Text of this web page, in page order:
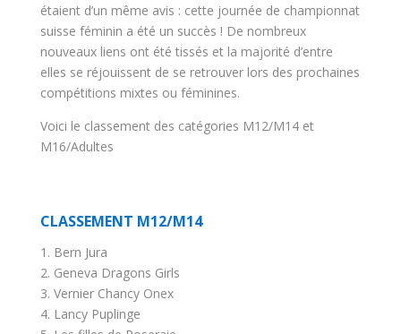
étaient d’un même avis : cette journée de championnat
suisse féminin a été un succès ! De nombreux
nouveaux liens ont été tissés et la majorité d’entre
elles se réjouissent de se retrouver lors des prochaines
compétitions mixtes ou féminines.
Voici le classement des catégories M12/M14 et
M16/Adultes
CLASSEMENT M12/M14
1. Bern Jura
2. Geneva Dragons Girls
3. Vernier Chancy Onex
4. Lancy Puplinge